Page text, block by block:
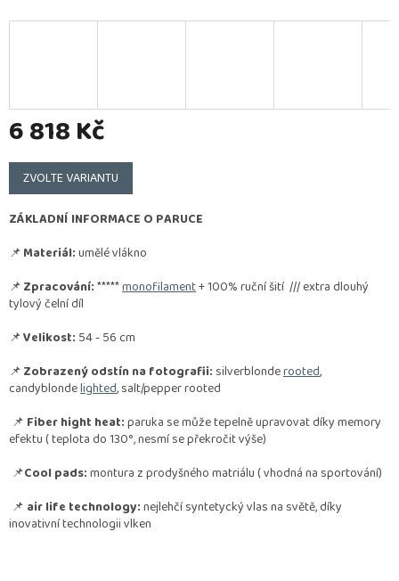
6 818 Kč
Měrná
cena:
ZVOLTE VARIANTU
ZÁKLADNÍ INFORMACE O PARUCE
📌Materiál:umělé vlákno
📌Zpracování:*****monofilament+ 100% ruční šití /// extra dlouhý
tylový čelní díl
📌Velikost: 54 - 56 cm
📌Zobrazený odstín na fotografii: silverblonderooted,
candyblondelighted, salt/pepper rooted
📌 Fiber hight heat:paruka se může tepelně upravovat díky memory
efektu ( teplota do 130°, nesmí se překročit výše)
📌Cool pads:montura z prodyšného matriálu ( vhodná na sportování)
📌 air life technology:nejlehčí syntetycký vlas na světě, díky
inovativní technologii vlken